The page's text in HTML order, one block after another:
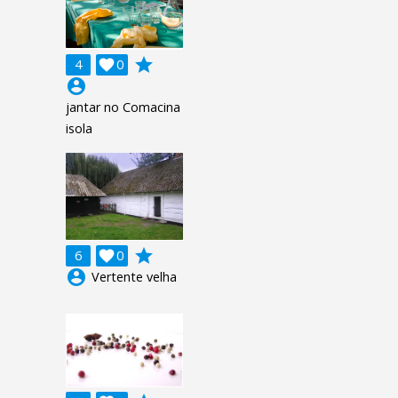
4 0

grade
account_circle
jantar no Comacina
isola
6 0

grade
account_circle Vertente velha